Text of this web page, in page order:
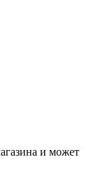
и может